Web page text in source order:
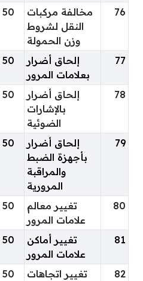
76
مخالفة مركبات
النقل لشروط
وزن الحمولة
50
77
إلحاق أضرار
بعلامات المرور
50
78
إلحاق أضرار
بالإشارات
الضوئية
50
79
إلحاق أضرار
بأجهزة الضبط
والمراقبة
المرورية
50
80
تغيير معالم
علامات المرور
50
81
تغيير أماكن
علامات المرور
50
82
تغيير اتجاهات
50